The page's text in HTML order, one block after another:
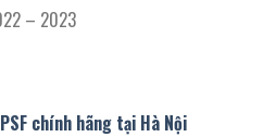
– 2023
chính hãng tại Hà Nội